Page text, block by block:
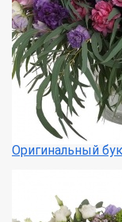
Оригинальный